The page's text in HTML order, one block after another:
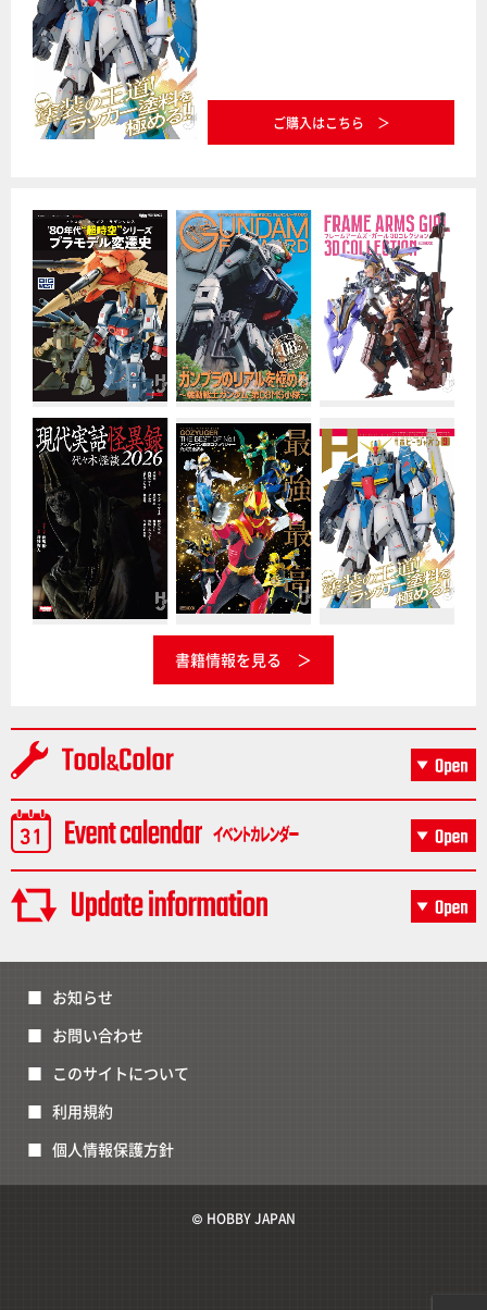
ご購入はこちら
書籍情報を見る
お知らせ
お問い合わせ
このサイトについて
利用規約
個人情報保護方針
© HOBBY JAPAN